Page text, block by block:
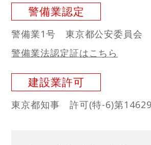
警備業認定
警備業1号 東京都公安委員会
警備業法認定証はこちら
建設業許可
東京都知事 許可(特-6)第